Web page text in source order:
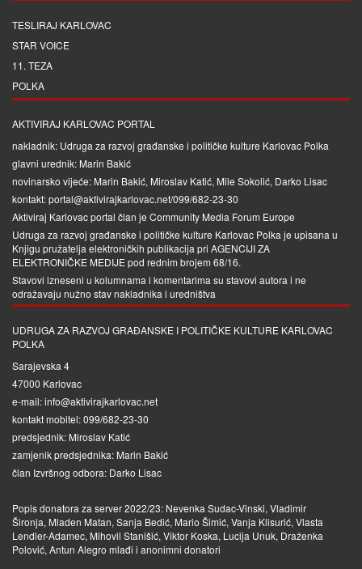
TESLIRAJ KARLOVAC
STAR VOICE
11. TEZA
POLKA
AKTIVIRAJ KARLOVAC PORTAL
nakladnik: Udruga za razvoj građanske i političke kulture Karlovac Polka
glavni urednik: Marin Bakić
novinarsko vijeće: Marin Bakić, Miroslav Katić, Mile Sokolić, Darko Lisac
kontakt: portal@aktivirajkarlovac.net/099/682-23-30
Aktiviraj Karlovac portal član je Community Media Forum Europe
Udruga za razvoj građanske i političke kulture Karlovac Polka je upisana u
Knjigu pružatelja elektroničkih publikacija pri AGENCIJI ZA
ELEKTRONIČKE MEDIJEpod rednim brojem 68/16.
Stavovi izneseni u kolumnama i komentarima su stavovi autora i ne
odražavaju nužno stav nakladnika i uredništva
UDRUGA ZA RAZVOJ GRAĐANSKE I POLITIČKE KULTURE KARLOVAC
POLKA
Sarajevska 4
47000 Karlovac
e-mail: info@aktivirajkarlovac.net
kontakt mobitel: 099/682-23-30
predsjednik: Miroslav Katić
zamjenik predsjednika: Marin Bakić
član Izvršnog odbora: Darko Lisac
Popis donatora za server 2022/23: Nevenka Sudac-Vinski, Vladimir
Šironja, Mladen Matan, Sanja Bedić, Mario Šimić, Vanja Klisurić, Vlasta
Lendler-Adamec, Mihovil Stanišić, Viktor Koska, Lucija Unuk, Draženka
Polović, Antun Alegro mlađi i anonimni donatori